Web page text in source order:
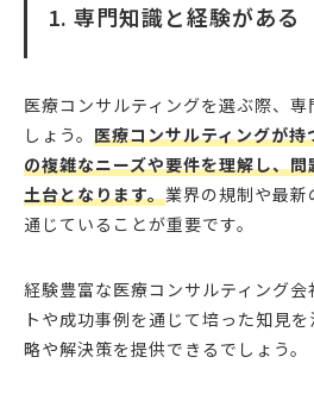
1. 専門知識と経験がある
医療コンサルティングを選ぶ際、
しょう。 医療コンサルティングが
の複雑なニーズや要件を理解し、
土台となります。業界の規制や最新
通じていることが重要です。
経験豊富な医療コンサルティング
トや成功事例を通じて培った知見
略や解決策を提供できるでしょう。